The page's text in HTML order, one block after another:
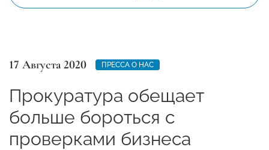
17 Августа 2020 ПРЕССА О НАС
Прокуратура обещает
больше бороться с
проверками бизнеса